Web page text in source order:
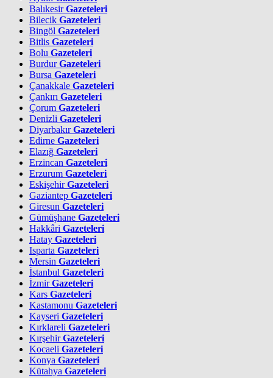
BalıkesirGazeteleri
Bilecik Gazeteleri
Bingöl Gazeteleri
Bitlis Gazeteleri
Bolu Gazeteleri
BurdurGazeteleri
Bursa Gazeteleri
Çanakkale Gazeteleri
Çankırı Gazeteleri
Çorum Gazeteleri
Denizli Gazeteleri
DiyarbakırGazeteleri
Edirne Gazeteleri
Elazığ Gazeteleri
Erzincan Gazeteleri
Erzurum Gazeteleri
EskişehirGazeteleri
Gaziantep Gazeteleri
Giresun Gazeteleri
Gümüşhane Gazeteleri
Hakkâri Gazeteleri
Hatay Gazeteleri
Isparta Gazeteleri
Mersin Gazeteleri
İstanbul Gazeteleri
İzmirGazeteleri
Kars Gazeteleri
Kastamonu Gazeteleri
Kayseri Gazeteleri
Kırklareli Gazeteleri
KırşehirGazeteleri
Kocaeli Gazeteleri
Konya Gazeteleri
Kütahya Gazeteleri